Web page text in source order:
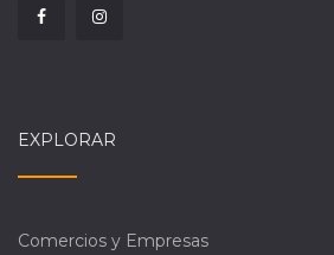
EXPLORAR
Comercios y Empresas